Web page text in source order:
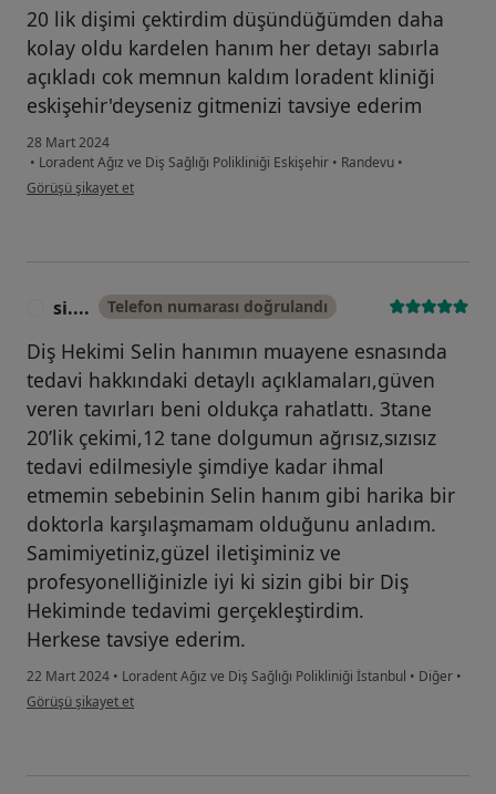
20 lik dişimi çektirdim düşündüğümden daha
kolay oldu kardelen hanım her detayı sabırla
açıkladı cok memnun kaldım loradent kliniği
eskişehir'deyseniz gitmenizi tavsiye ederim
28 Mart 2024
• Loradent Ağız ve Diş Sağlığı Polikliniği Eskişehir • Randevu •
kullanıcının görüşüne göre m.....
Görüşü şikayet et
si.... Telefon numarası doğrulandı
Diş Hekimi Selin hanımın muayene esnasında
tedavi hakkındaki detaylı açıklamaları,güven
veren tavırları beni oldukça rahatlattı. 3tane
20’lik çekimi,12 tane dolgumun ağrısız,sızısız
tedavi edilmesiyle şimdiye kadar ihmal
etmemin sebebinin Selin hanım gibi harika bir
doktorla karşılaşmamam olduğunu anladım.
Samimiyetiniz,güzel iletişiminiz ve
profesyonelliğinizle iyi ki sizin gibi bir Diş
Hekiminde tedavimi gerçekleştirdim.
Herkese tavsiye ederim.
22 Mart 2024 • Loradent Ağız ve Diş Sağlığı Polikliniği İstanbul • Diğer •
kullanıcının görüşüne göre si....
Görüşü şikayet et